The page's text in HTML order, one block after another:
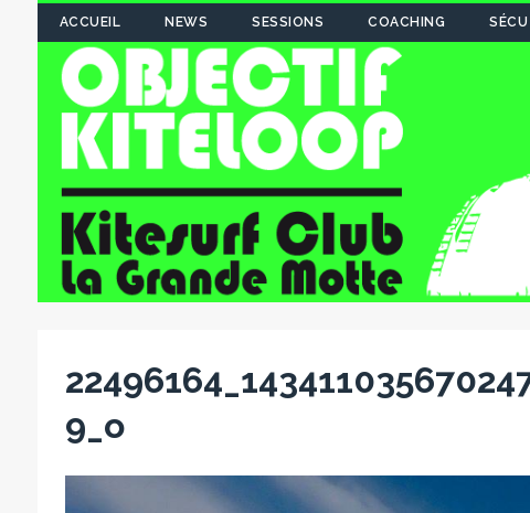
ACCUEIL NEWS SESSIONS COACHING
9_o